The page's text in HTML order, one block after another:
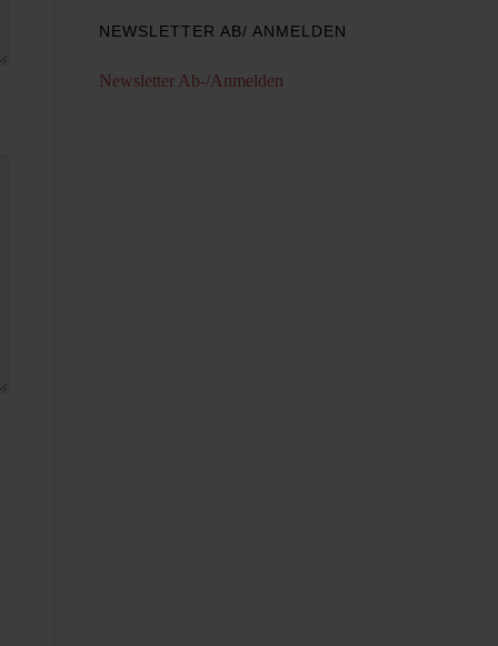
NEWSLETTER AB/ ANMELDEN
Newsletter Ab-/Anmelden